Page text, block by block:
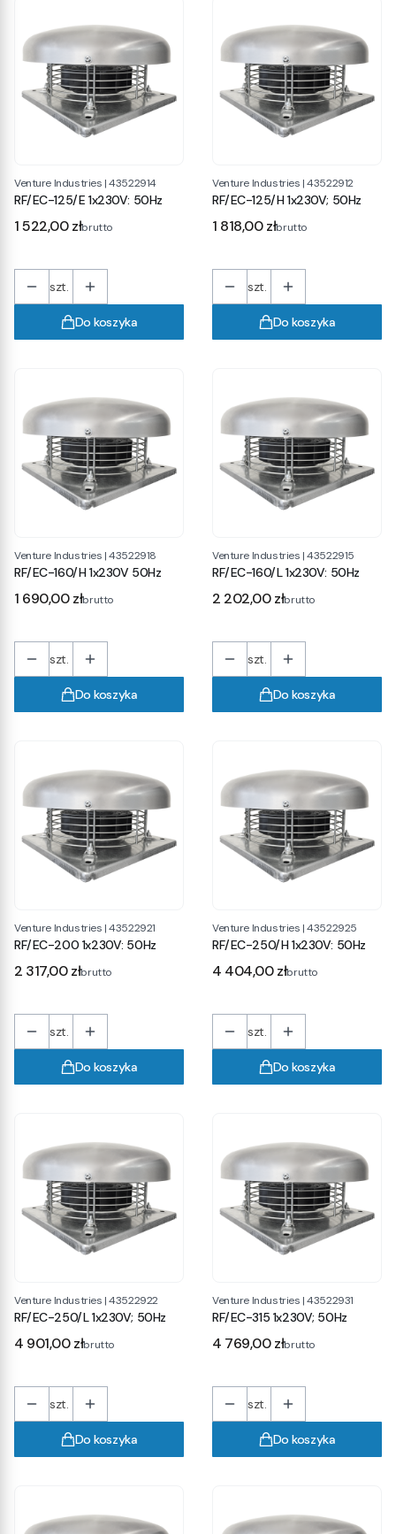
Venture Industries |43522914
RF/EC-125/E 1x230V: 50Hz
Cena
1 522,00 złbrutto
szt.
Do koszyka
Venture Industries |43522912
RF/EC-125/H 1x230V; 50Hz
Cena
1 818,00 złbrutto
szt.
Do koszyka
Venture Industries |43522918
RF/EC-160/H 1x230V 50Hz
Cena
1 690,00 złbrutto
szt.
Do koszyka
Venture Industries |43522915
RF/EC-160/L 1x230V: 50Hz
Cena
2 202,00 złbrutto
szt.
Do koszyka
Venture Industries |43522921
RF/EC-200 1x230V: 50Hz
Cena
2 317,00 złbrutto
szt.
Do koszyka
Venture Industries |43522925
RF/EC-250/H 1x230V: 50Hz
Cena
4 404,00 złbrutto
szt.
Do koszyka
Venture Industries |43522922
RF/EC-250/L 1x230V; 50Hz
Cena
4 901,00 złbrutto
szt.
Do koszyka
Venture Industries |43522931
RF/EC-315 1x230V; 50Hz
Cena
4 769,00 złbrutto
szt.
Do koszyka